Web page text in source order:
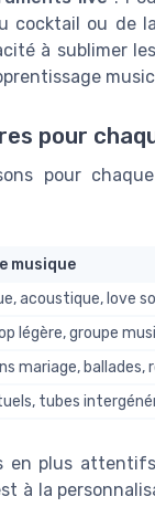
cocktail ou de
à sublimer
pour
pour
musique
acoustique, love
légère, groupe
mariage, ballades,
tubes
en plus
à la